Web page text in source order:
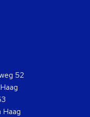
52